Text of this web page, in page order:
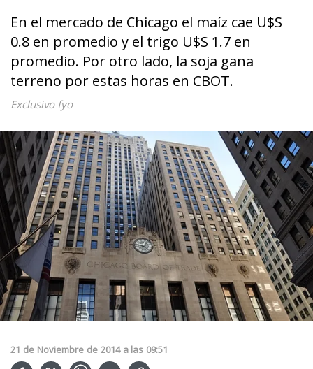
En el mercado de Chicago el maíz cae U$S
0.8 en promedio y el trigo U$S 1.7 en
promedio. Por otro lado, la soja gana
terreno por estas horas en CBOT.
Exclusivo fyo
21 de Noviembre de 2014 a las 09:51